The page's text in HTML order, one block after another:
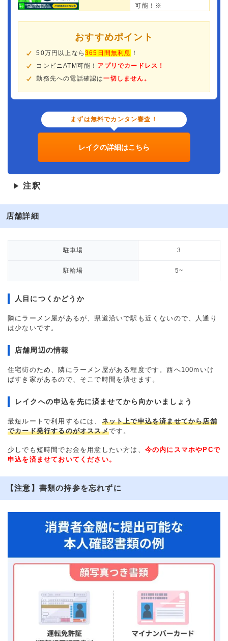
可能！※
おすすめポイント
50万円以上なら365日間無利息 ！
コンビニATM可能！ アプリでカードレス！
勤務先への電話確認は一切しません。
まずは無料でカンタン審査！
レイクの詳細はこちら
▶ 注釈
店舗詳細
駐車場 3
駐輪場 5~
人目につくかどうか
隣にラーメン屋があるが、県道沿いで駅も近くないので、人通り
は少ないです。
店舗周辺の情報
住宅街のため、隣にラーメン屋がある程度です。西へ100mいけ
ばすき家があるので、そこで時間を潰せます。
レイクへの申込を先に済ませてから向かいましょう
最短ルートで利用するには、 ネット上で申込を済ませてから店舗
でカード発行するのがオススメです。
少しでも短時間でお金を用意したい方は、 今の内にスマホやPCで
申込を済ませておいてください。
【注意】書類の持参を忘れずに